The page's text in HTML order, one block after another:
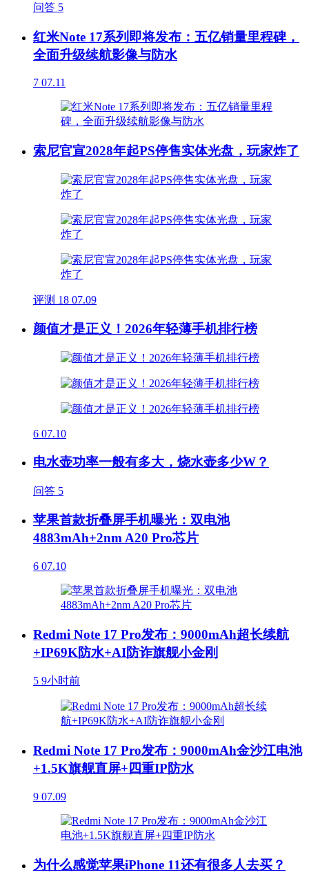
问答 5
红米Note 17系列即将发布：五亿销量里程碑，
全面升级续航影像与防水
7 07.11
索尼官宣2028年起PS停售实体光盘，玩家炸了
评测 18 07.09
颜值才是正义！2026年轻薄手机排行榜
6 07.10
电水壶功率一般有多大，烧水壶多少W？
问答 5
苹果首款折叠屏手机曝光：双电池
4883mAh+2nm A20 Pro芯片
6 07.10
Redmi Note 17 Pro发布：9000mAh超长续航
+IP69K防水+AI防诈旗舰小金刚
5 9小时前
Redmi Note 17 Pro发布：9000mAh金沙江电池
+1.5K旗舰直屏+四重IP防水
9 07.09
为什么感觉苹果iPhone 11还有很多人去买？